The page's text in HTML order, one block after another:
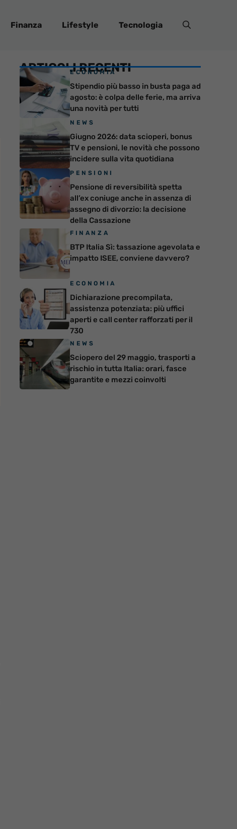
Finanza Lifestyle Tecnologia
ARTICOLI RECENTI
ECONOMIA
Stipendio più basso in busta paga ad
agosto: è colpa delle ferie, ma arriva
una novità per tutti
NEWS
Giugno 2026: data scioperi, bonus
TV e pensioni, le novità che possono
incidere sulla vita quotidiana
PENSIONI
Pensione di reversibilità spetta
all’ex coniuge anche in assenza di
assegno di divorzio: la decisione
della Cassazione
FINANZA
BTP Italia Sì: tassazione agevolata e
impatto ISEE, conviene davvero?
ECONOMIA
Dichiarazione precompilata,
assistenza potenziata: più uffici
aperti e call center rafforzati per il
730
NEWS
Sciopero del 29 maggio, trasporti a
rischio in tutta Italia: orari, fasce
garantite e mezzi coinvolti